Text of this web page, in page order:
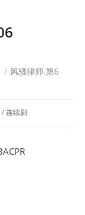
/ 风骚律师.第6
/连续剧